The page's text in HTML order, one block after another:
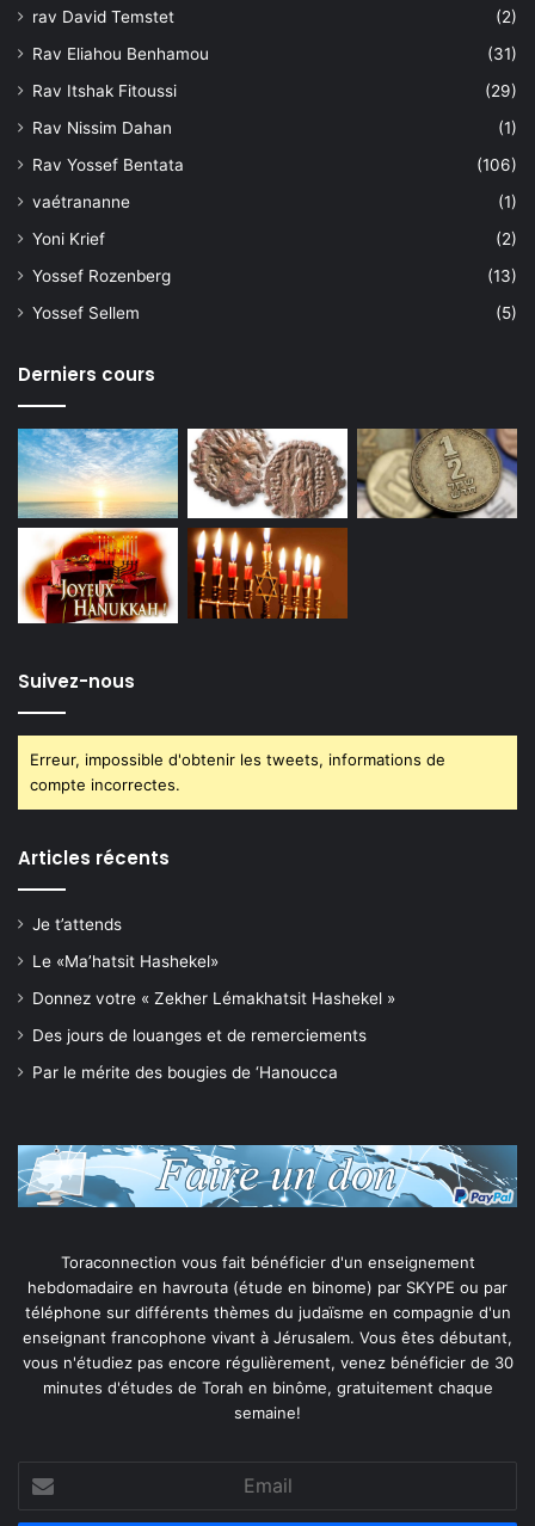
rav David Temstet
(2)
Rav Eliahou Benhamou
(31)
Rav Itshak Fitoussi
(29)
Rav Nissim Dahan
(1)
Rav Yossef Bentata
(106)
vaétrananne
(1)
Yoni Krief
(2)
Yossef Rozenberg
(13)
Yossef Sellem
(5)
Derniers cours
Suivez-nous
Erreur, impossible d'obtenir les tweets, informations de
compte incorrectes.
Articles récents
Je t’attends
Le «Ma’hatsit Hashekel»
Donnez votre « Zekher Lémakhatsit Hashekel »
Des jours de louanges et de remerciements
Par le mérite des bougies de ‘Hanoucca
Toraconnection vous fait bénéficier d'un enseignement
hebdomadaire en havrouta (étude en binome) par SKYPE ou par
téléphone sur différents thèmes du judaïsme en compagnie d'un
enseignant francophone vivant à Jérusalem. Vous êtes débutant,
vous n'étudiez pas encore régulièrement, venez bénéficier de 30
minutes d'études de Torah en binôme, gratuitement chaque
semaine!